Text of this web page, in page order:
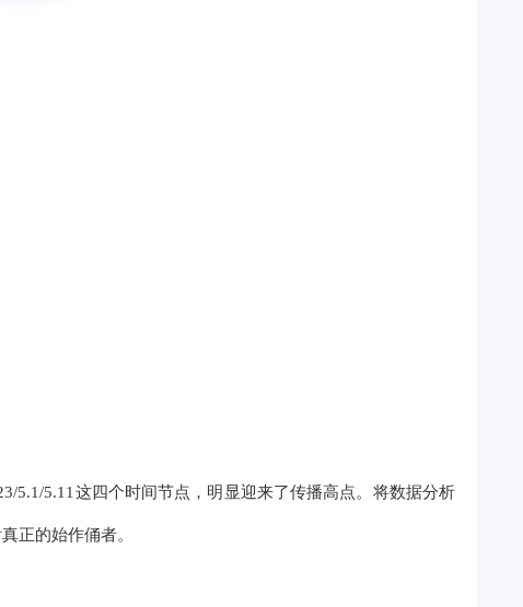
5.1/5.11这四个时间节点，明显迎来了传播高点。将数据分析
正的始作俑者。